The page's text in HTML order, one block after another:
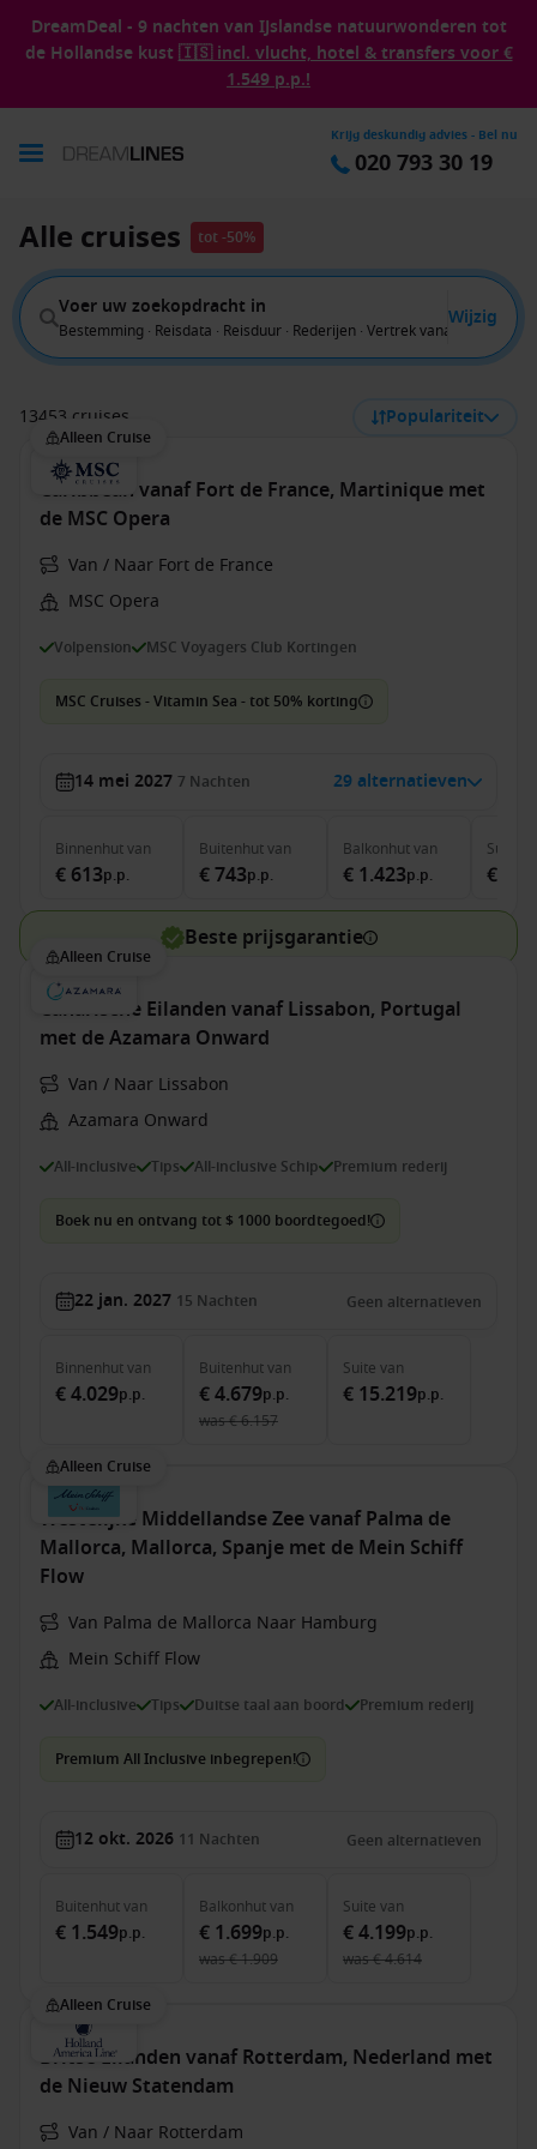
DreamDeal - 9 nachten van IJslandse natuurwonderen tot
de Hollandse kust 🇮🇸 incl. vlucht, hotel & transfers voor €
1.549 p.p.!
Krijg deskundig advies - Bel nu
020 793 30 19
Alle cruises tot -50%
Voer uw zoekopdracht in
Bestemming · Reisdata · Reisduur · Rederijen · Vertrek vanaf
Wijzig
13453 cruises Populariteit
Alleen Cruise
Caribbean vanaf Fort de France, Martinique met
de MSC Opera
Van / Naar Fort de France
MSC Opera
Volpension MSC Voyagers Club Kortingen
MSC Cruises - Vitamin Sea - tot 50% korting
14 mei 2027 7 Nachten 29 alternatieven
Binnenhutvan
€ 613p.p.
Buitenhutvan
€ 743p.p.
Balkonhutvan
€ 1.423p.p.
Suite
€
Beste prijsgarantie
Alleen Cruise
Canarische Eilanden vanaf Lissabon, Portugal
met de Azamara Onward
Van / Naar Lissabon
Azamara Onward
All-inclusive Tips All-inclusive Schip Premium rederij
Boek nu en ontvang tot $ 1000 boordtegoed!
22 jan. 2027 15 Nachten Geen alternatieven
Binnenhutvan
€ 4.029p.p.
Buitenhutvan
€ 4.679p.p.
was€ 6.157
Suite van
€ 15.219p.p.
Alleen Cruise
Westelijke Middellandse Zee vanaf Palma de
Mallorca, Mallorca, Spanje met de Mein Schiff
Flow
Van Palma de Mallorca Naar Hamburg
Mein Schiff Flow
All-inclusive Tips Duitse taal aan boord Premium rederij
Premium All Inclusive inbegrepen!
12 okt. 2026 11 Nachten Geen alternatieven
Buitenhutvan
€ 1.549p.p.
Balkonhutvan
€ 1.699p.p.
was€ 1.909
Suite van
€ 4.199p.p.
was€ 4.614
Alleen Cruise
Britse Eilanden vanaf Rotterdam, Nederland met
de Nieuw Statendam
Van / Naar Rotterdam